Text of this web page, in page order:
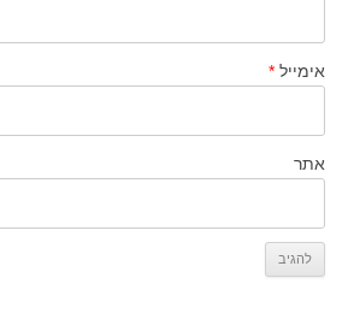
אימייל *
אתר